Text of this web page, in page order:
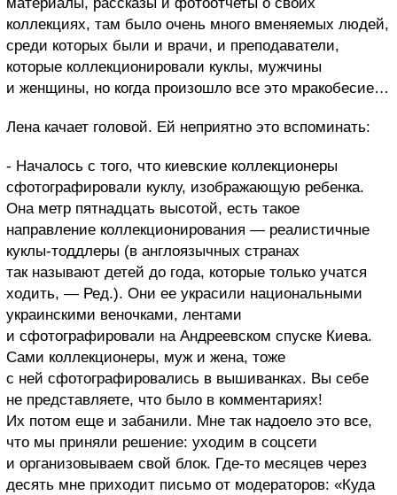
коллекциях, там было очень много вменяемых людей,
среди которых были и врачи, и преподаватели,
которые коллекционировали куклы, мужчины
и женщины, но когда произошло все это мракобесие…
Лена качает головой. Ей неприятно это вспоминать:
- Началось с того, что киевские коллекционеры
сфотографировали куклу, изображающую ребенка.
Она метр пятнадцать высотой, есть такое
направление коллекционирования — реалистичные
куклы-тоддлеры (в англоязычных странах
так называют детей до года, которые только учатся
ходить, — Ред.). Они ее украсили национальными
украинскими веночками, лентами
и сфотографировали на Андреевском спуске Киева.
Сами коллекционеры, муж и жена, тоже
с ней сфотографировались в вышиванках. Вы себе
не представляете, что было в комментариях!
Их потом еще и забанили. Мне так надоело это все,
что мы приняли решение: уходим в соцсети
и организовываем свой блок. Где-то месяцев через
десять мне приходит письмо от модераторов: «Куда